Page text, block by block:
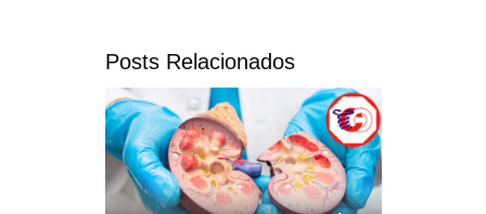
búsqueda
Posts Relacionados